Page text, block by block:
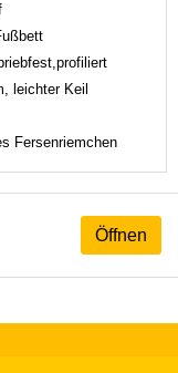
leichter Keil
Fersenriemchen
Öffnen